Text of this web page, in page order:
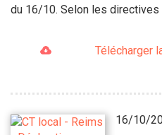
du 16/10. Selon les directives
Télécharger
16/10/